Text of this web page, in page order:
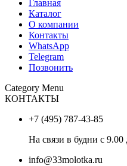
Главная
Каталог
О компании
Контакты
WhatsApp
Telegram
Позвонить
Category Menu
КОНТАКТЫ
+7 (495) 787-43-85
На связи в будни с 9.00
info@33molotka.ru